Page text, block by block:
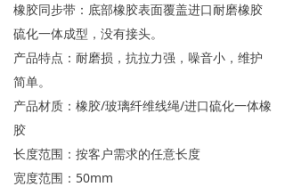
橡胶同步带：底部橡胶表面覆盖进口耐磨橡胶
硫化一体成型，没有接头。
产品特点：耐磨损，抗拉力强，噪音小，维护
简单。
产品材质：橡胶/玻璃纤维线绳/进口硫化一体橡
胶
长度范围：按客户需求的任意长度
宽度范围：50mm